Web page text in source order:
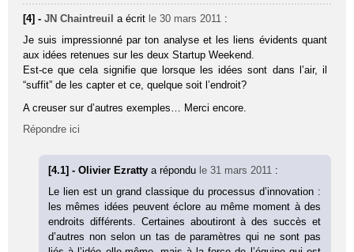
[4] -JN Chaintreuil a écrit le 30 mars 2011 :
Je suis impressionné par ton analyse et les liens évidents quant
aux idées retenues sur les deux Startup Weekend.
Est-ce que cela signifie que lorsque les idées sont dans l’air, il
“suffit” de les capter et ce, quelque soit l’endroit?
A creuser sur d’autres exemples… Merci encore.
Répondre ici
[4.1] - Olivier Ezrattya répondu le 31 mars 2011 :
Le lien est un grand classique du processus d’innovation :
les mêmes idées peuvent éclore au même moment à des
endroits différents. Certaines aboutiront à des succès et
d’autres non selon un tas de paramètres qui ne sont pas